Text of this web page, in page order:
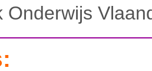
Onderwijs